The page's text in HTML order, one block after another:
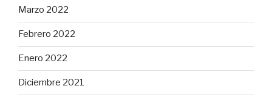
Marzo 2022
Febrero 2022
Enero 2022
Diciembre 2021